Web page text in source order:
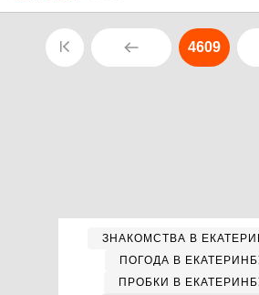
4609
ЗНАКОМСТВА В
ПОГОДА В
ПРОБКИ В